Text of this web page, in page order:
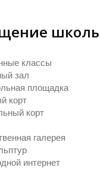
классы
зал
площадка
корт
корт
галерея
интернет